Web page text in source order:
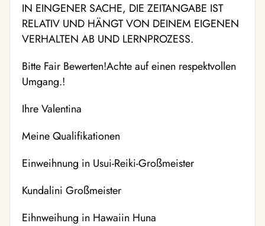
IN EINGENER SACHE, DIE ZEITANGABE IST
RELATIV UND HÄNGT VON DEINEM EIGENEN
VERHALTEN AB UND LERNPROZESS.
Bitte Fair Bewerten!Achte auf einen respektvollen
Umgang.!
Ihre Valentina
Meine Qualifikationen
Einweihnung in Usui-Reiki-Großmeister
Kundalini Großmeister
Eihnweihung in Hawaiin Huna